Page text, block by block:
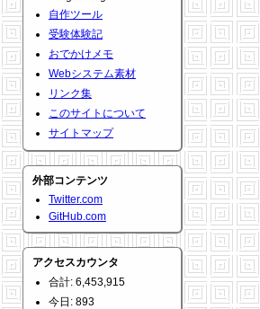
自作ツール
受験体験記
おでかけメモ
Webシステム素材
リンク集
このサイトについて
サイトマップ
外部コンテンツ
Twitter.com
GitHub.com
アクセスカウンタ
合計: 6,453,915
今日: 893